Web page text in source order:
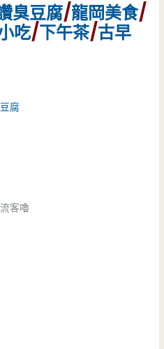
臭豆腐/龍岡美食/
吃/下午茶/古早
腐
客嚕